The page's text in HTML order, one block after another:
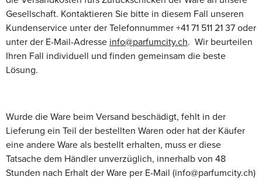
Gesellschaft. Kontaktieren Sie bitte in diesem Fall unseren
Kundenservice unter der Telefonnummer +41 71 511 21 37 oder
unter der E-Mail-Adresse info@parfumcity.ch. Wir beurteilen
Ihren Fall individuell und finden gemeinsam die beste
Lösung.
Wurde die Ware beim Versand beschädigt, fehlt in der
Lieferung ein Teil der bestellten Waren oder hat der Käufer
eine andere Ware als bestellt erhalten, muss er diese
Tatsache dem Händler unverzüglich, innerhalb von 48
Stunden nach Erhalt der Ware per E-Mail (info@parfumcity.ch)